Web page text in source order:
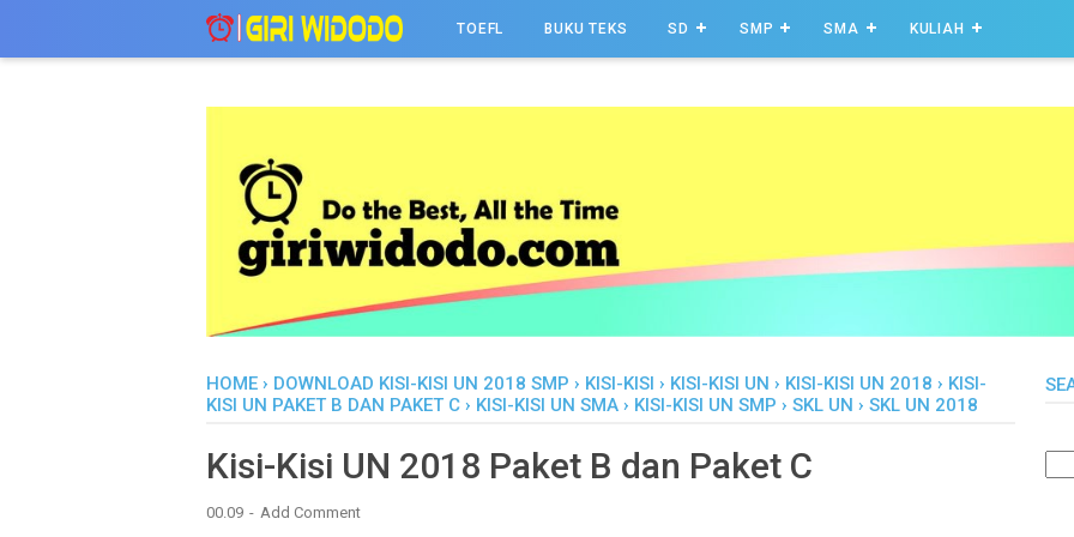
TOEFL BUKU TEKS SD SMP SMA KULIAH
HOME › DOWNLOAD KISI-KISI UN 2018 SMP › KISI-KISI › KISI-KISI UN › KISI-KISI UN 2018 › KISI-
KISI UN PAKET B DAN PAKET C › KISI-KISI UN SMA › KISI-KISI UN SMP › SKL UN › SKL UN 2018
Kisi-Kisi UN 2018 Paket B dan Paket C
00.09 Add Comment